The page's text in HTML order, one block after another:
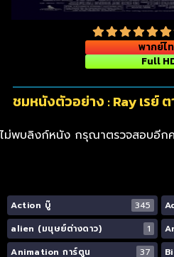
พากย์ไ
Full
ชมหนังตัวอย่าง : Ray เรย์
ไม่พบลิงก์หนัง กรุณาตรวจสอบอีก
Action บู๊ 345
alien (มนุษย์ต่างดาว)
1
Animation การ์ตูน
37